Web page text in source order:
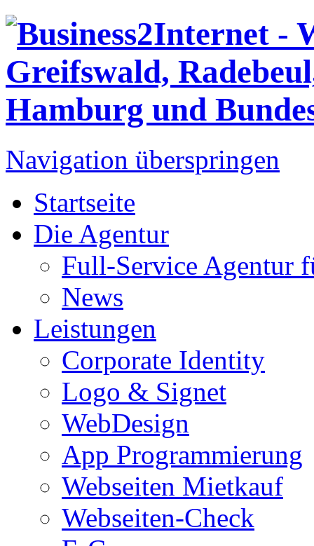
Navigation überspringen
Startseite
Die Agentur
Full-Service Agentur
News
Leistungen
Corporate Identity
Logo & Signet
WebDesign
App Programmierung
Webseiten Mietkauf
Webseiten-Check